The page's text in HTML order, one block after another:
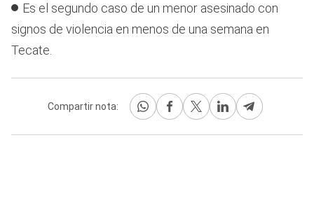
Es el segundo caso de un menor asesinado con
signos de violencia en menos de una semana en
Tecate.
Compartir nota: